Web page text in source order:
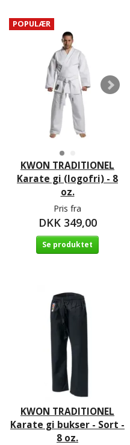
POPULÆR
KWON TRADITIONEL
Karate gi (logofri) - 8
oz.
Pris fra
DKK 349,00
Se produktet
KWON TRADITIONEL
Karate gi bukser - Sort -
8 oz.